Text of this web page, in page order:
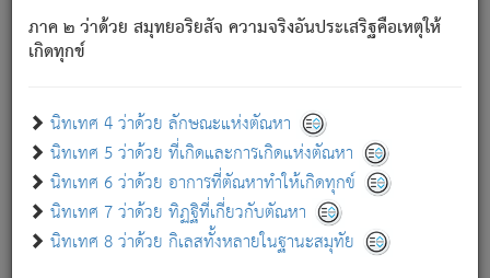
ภาค ๒ ว่าด้วย สมุทยอริยสัจ ความจริงอันประเสริฐคือเหตุให้
เกิดทุกข์
นิทเทศ 4 ว่าด้วย ลักษณะแห่งตัณหา
นิทเทศ 5 ว่าด้วย ที่เกิดและการเกิดแห่งตัณหา
นิทเทศ 6 ว่าด้วย อาการที่ตัณหาทำให้เกิดทุกข์
นิทเทศ 7 ว่าด้วย ทิฏฐิที่เกี่ยวกับตัณหา
นิทเทศ 8 ว่าด้วย กิเลสทั้งหลายในฐานะสมุทัย
อันเป็นไปในที่หรือเวลาทั้งปวง[3]เพื่อความมีแห่งประโยชน์โดย
ประการทั้งปวง; ภพทั้งหลายทั้งหมดนั้น ไม่เที่ยง เป็นทุกข์ มี
ความแปรปรวนเป็นธรรมดา.
อย่างนี้อยู่; เขาย่อมละภวตัณหาได้ และไม่เพลิดเพลินวิภวตัณหา
ด้วย.
ความดับเพราะความสำรอกไม่เหลือ (แห่งภพทั้งหลาย)
เพราะความสิ้นไปแห่งตัณหาโดยประการทั้งปวง นั้นคือ
นิพพาน.
ภพใหม่ย่อมไม่มีแก่ภิกษุนั้น ผู้ดับเย็นสนิทแล้ว เพราะไม่มี